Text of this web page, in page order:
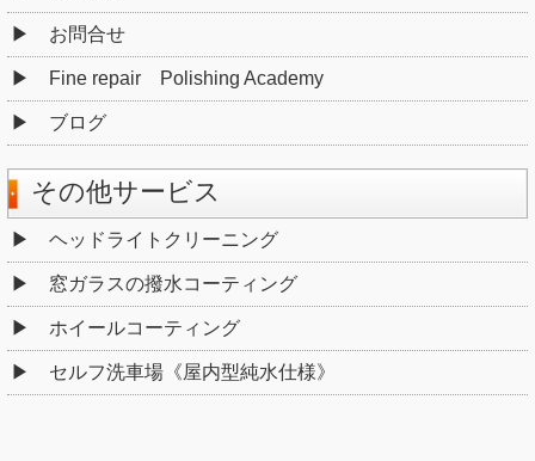
お問合せ
Fine repair Polishing Academy
ブログ
その他サービス
ヘッドライトクリーニング
窓ガラスの撥水コーティング
ホイールコーティング
セルフ洗車場《屋内型純水仕様》